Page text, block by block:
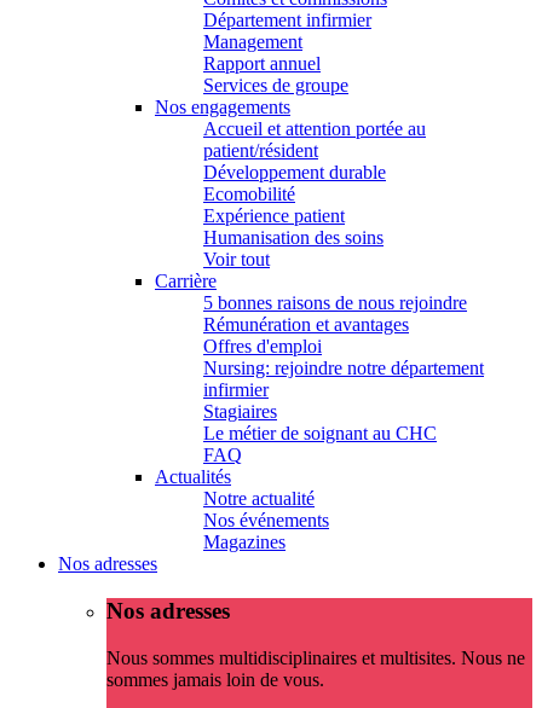
Département infirmier
Management
Rapport annuel
Services de groupe
Nos engagements
Accueil et attention portée au
patient/résident
Développement durable
Ecomobilité
Expérience patient
Humanisation des soins
Voir tout
Carrière
5 bonnes raisons de nous rejoindre
Rémunération et avantages
Offres d'emploi
Nursing: rejoindre notre département
infirmier
Stagiaires
Le métier de soignant au CHC
FAQ
Actualités
Notre actualité
Nos événements
Magazines
Nos adresses
Nos adresses
Nous sommes multidisciplinaires et multisites. Nous ne
sommes jamais loin de vous.